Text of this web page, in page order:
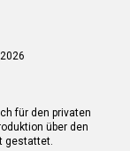
für den privaten
über den
gestattet.